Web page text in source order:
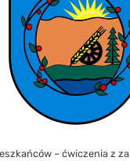
– ćwiczenia z